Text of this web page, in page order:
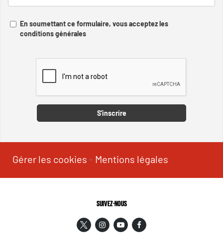
En soumettant ce formulaire, vous acceptez les
conditions générales
S'inscrire
Gérer les cookies - Mentions légales
SUIVEZ-NOUS